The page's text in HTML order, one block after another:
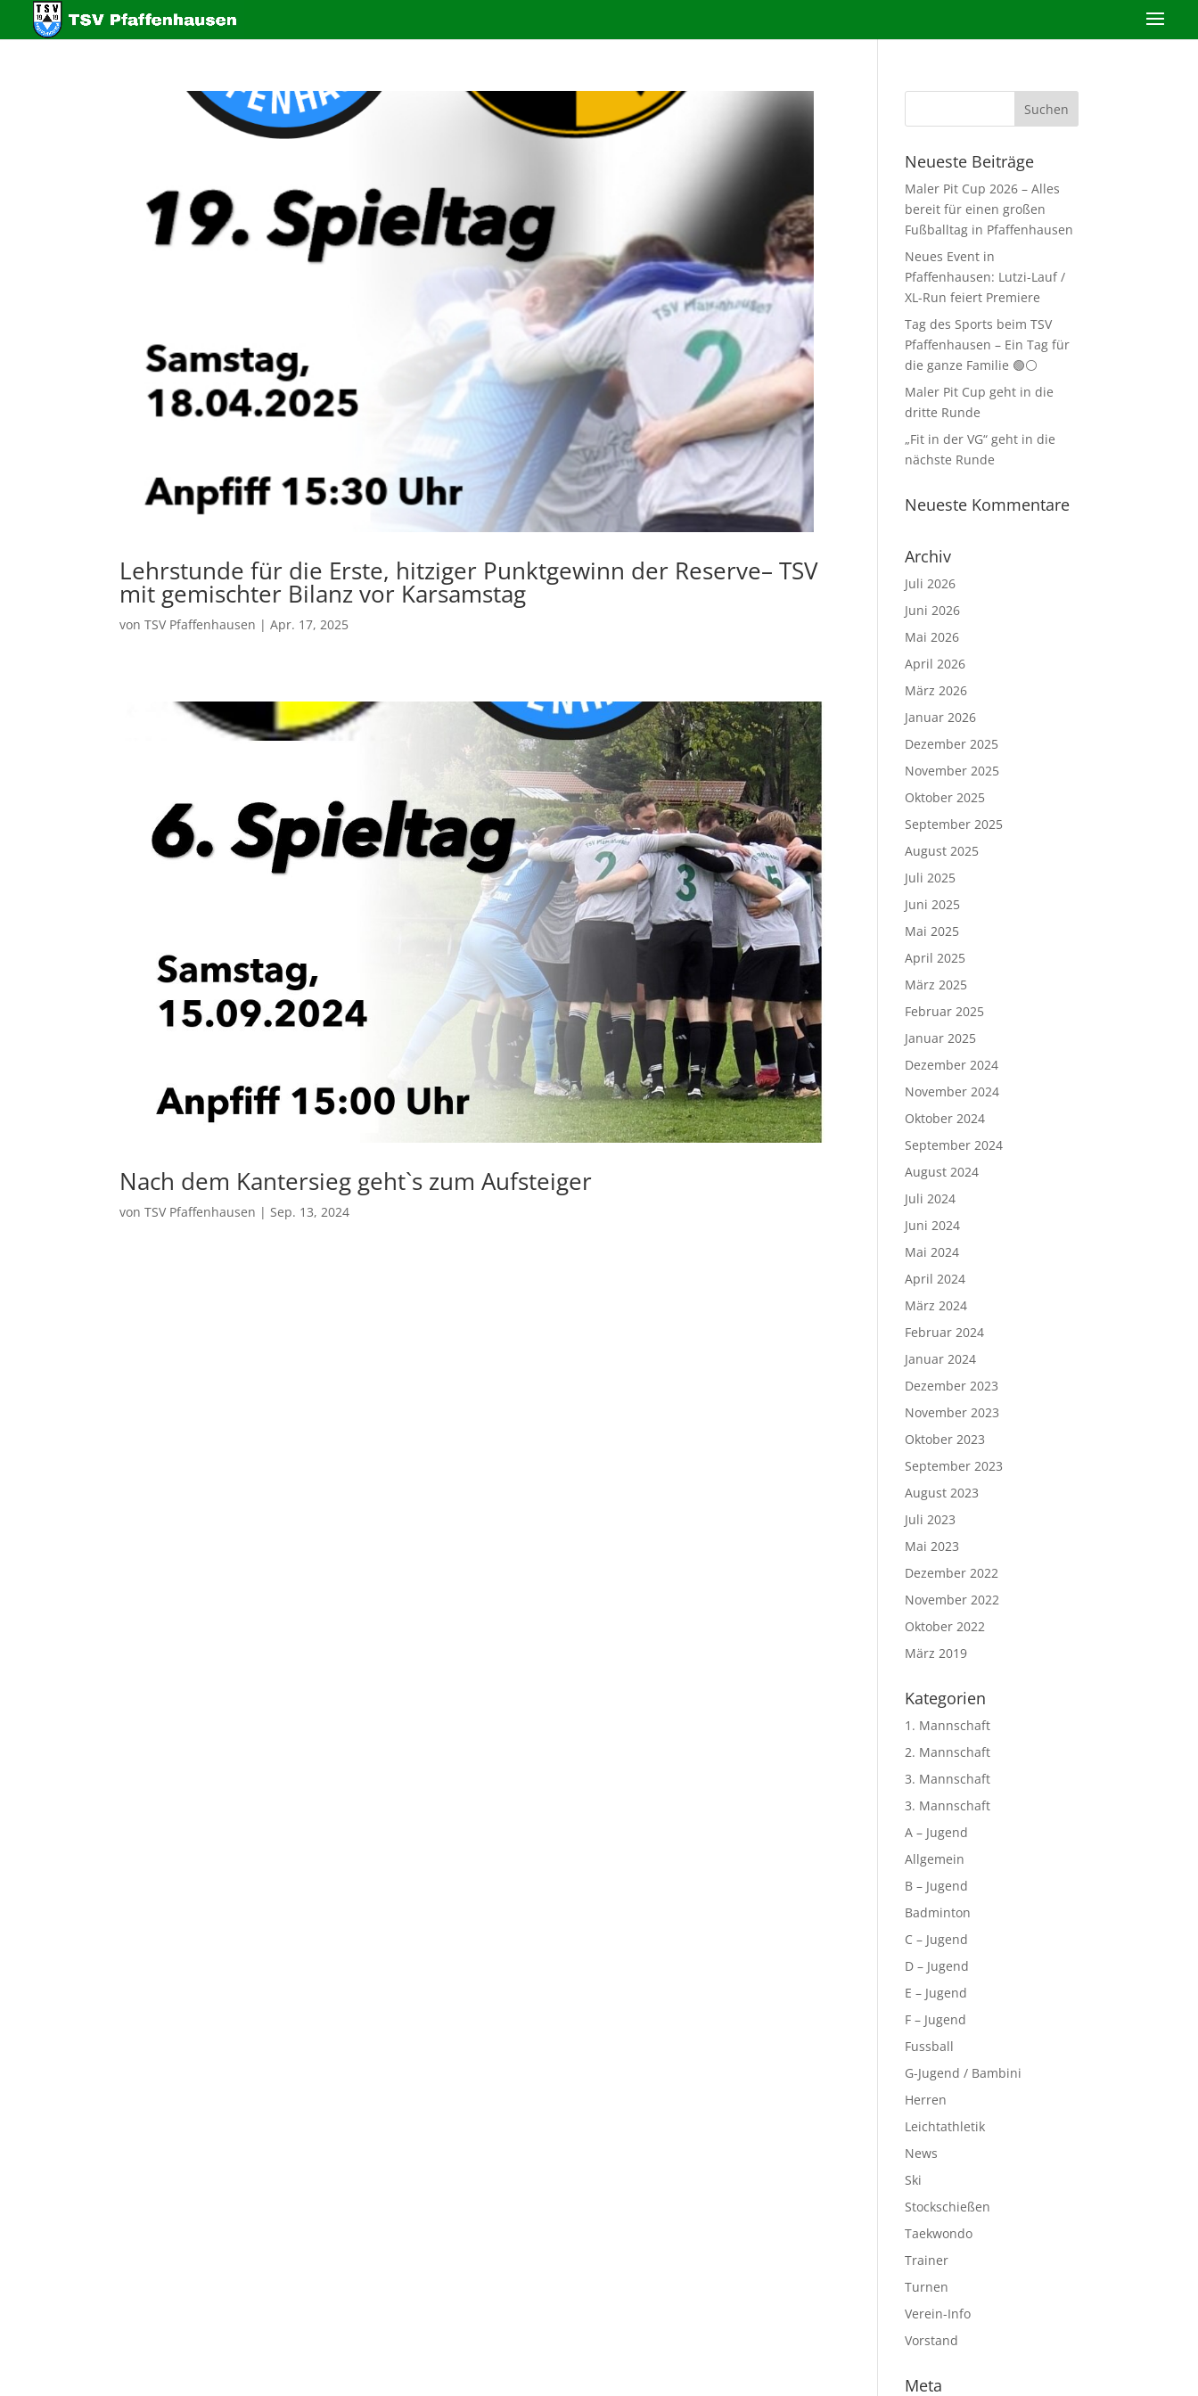
Lehrstunde für die Erste, hitziger Punktgewinn der Reserve– TSV
mit gemischter Bilanz vor Karsamstag
vonTSV Pfaffenhausen |Apr. 17, 2025
Nach dem Kantersieg geht`s zum Aufsteiger
vonTSV Pfaffenhausen | Sep. 13, 2024
Neueste Beiträge
Maler Pit Cup 2026 – Alles
bereit für einen großen
Fußballtag in Pfaffenhausen
Neues Event in
Pfaffenhausen: Lutzi-Lauf /
XL-Run feiert Premiere
Tag des Sports beim TSV
Pfaffenhausen – Ein Tag für
die ganze Familie 🟢⚪
Maler Pit Cup geht in die
dritte Runde
„Fit in der VG“ geht in die
nächste Runde
Neueste Kommentare
Archiv
Juli 2026
Juni 2026
Mai 2026
April 2026
März 2026
Januar 2026
Dezember 2025
November 2025
Oktober 2025
September 2025
August 2025
Juli 2025
Juni 2025
Mai 2025
April 2025
März 2025
Februar 2025
Januar 2025
Dezember 2024
November 2024
Oktober 2024
September 2024
August 2024
Juli 2024
Juni 2024
Mai 2024
April 2024
März 2024
Februar 2024
Januar 2024
Dezember 2023
November 2023
Oktober 2023
September 2023
August 2023
Juli 2023
Mai 2023
Dezember 2022
November 2022
Oktober 2022
März 2019
Kategorien
1. Mannschaft
2. Mannschaft
3. Mannschaft
3. Mannschaft
A – Jugend
Allgemein
B – Jugend
Badminton
C – Jugend
D – Jugend
E – Jugend
F – Jugend
Fussball
G-Jugend / Bambini
Herren
Leichtathletik
News
Ski
Stockschießen
Taekwondo
Trainer
Turnen
Verein-Info
Vorstand
Meta